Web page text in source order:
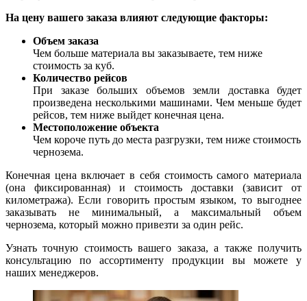
На цену вашего заказа влияют следующие факторы:
Объем заказа
Чем больше материала вы заказываете, тем ниже
стоимость за куб.
Количество рейсов
При заказе больших объемов земли доставка будет
произведена несколькими машинами. Чем меньше будет
рейсов, тем ниже выйдет конечная цена.
Местоположение объекта
Чем короче путь до места разгрузки, тем ниже стоимость
чернозема.
Конечная цена включает в себя стоимость самого материала
(она фиксированная) и стоимость доставки (зависит от
километража). Если говорить простым языком, то выгоднее
заказывать не минимальный, а максимальный объем
чернозема, который можно привезти за один рейс.
Узнать точную стоимость вашего заказа, а также получить
консультацию по ассортименту продукции вы можете у
наших менеджеров.